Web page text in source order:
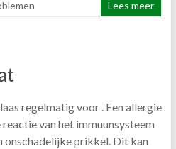
Lees meer
regelmatig voor . Een allergie
van het immuunsysteem
onschadelijke prikkel. Dit kan